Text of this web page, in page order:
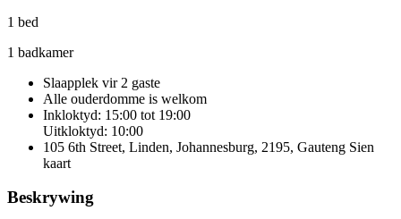
1 bed
1 badkamer
Slaapplek vir 2 gaste
Alle ouderdomme is welkom
Inkloktyd: 15:00 tot 19:00
Uitkloktyd: 10:00
105 6th Street, Linden, Johannesburg, 2195, Gauteng Sien
kaart
Beskrywing